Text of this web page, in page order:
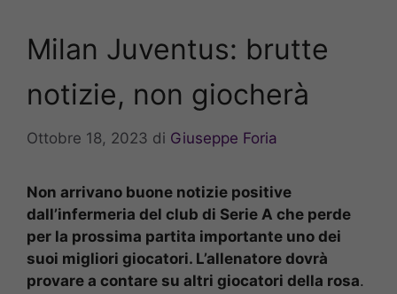
Milan Juventus: brutte
notizie, non giocherà
Ottobre 18, 2023 di Giuseppe Foria
Non arrivano buone notizie positive
dall’infermeria del club di Serie A che perde
per la prossima partita importante uno dei
suoi migliori giocatori. L’allenatore dovrà
provare a contare su altri giocatori della rosa.